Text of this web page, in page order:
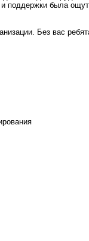
и поддержки была
Без вас